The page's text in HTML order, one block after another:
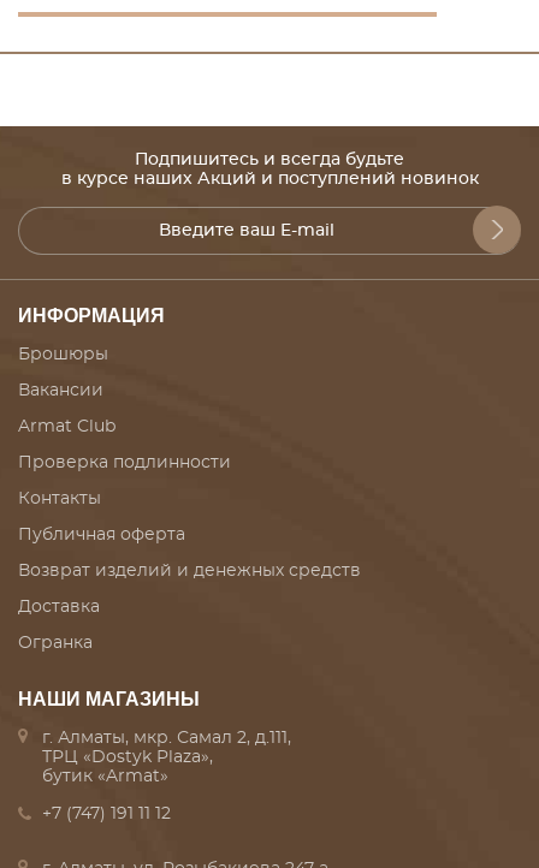
Подпишитесь и всегда будьте
в курсе наших Акций и поступлений новинок
ИНФОРМАЦИЯ
Брошюры
Вакансии
Armat Club
Проверка подлинности
Контакты
Публичная оферта
Возврат изделий и денежных средств
Доставка
Огранка
НАШИ МАГАЗИНЫ
г. Алматы, мкр. Самал 2, д.111,
ТРЦ «Dostyk Plaza»,
бутик «Armat»
+7 (747) 191 11 12